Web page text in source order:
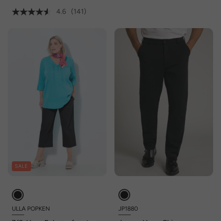
4.6
(141)
SALE
ULLA POPKEN JP1880